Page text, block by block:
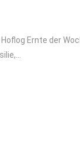
Ernte der